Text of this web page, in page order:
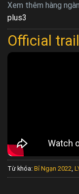
Xem thêm hàng
plus3
Official
Từ khóa: Bỉ Ngạn 2022